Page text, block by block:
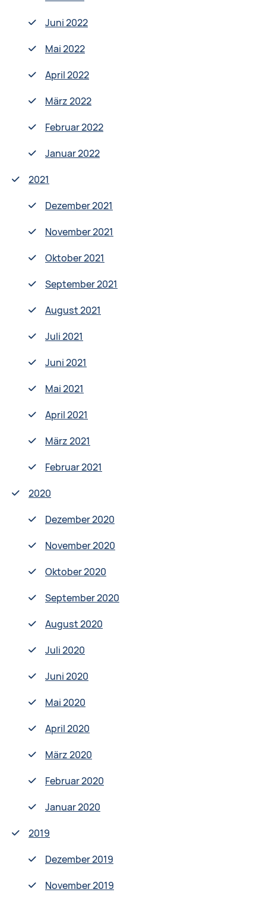
Juni 2022
Mai 2022
April 2022
März 2022
Februar 2022
Januar 2022
2021
Dezember 2021
November 2021
Oktober 2021
September 2021
August 2021
Juli 2021
Juni 2021
Mai 2021
April 2021
März 2021
Februar 2021
2020
Dezember 2020
November 2020
Oktober 2020
September 2020
August 2020
Juli 2020
Juni 2020
Mai 2020
April 2020
März 2020
Februar 2020
Januar 2020
2019
Dezember 2019
November 2019